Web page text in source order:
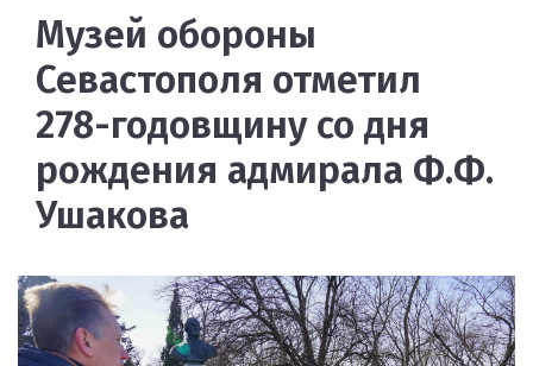
Музей обороны
Севастополя отметил
278-годовщину со дня
рождения адмирала Ф.Ф.
Ушакова